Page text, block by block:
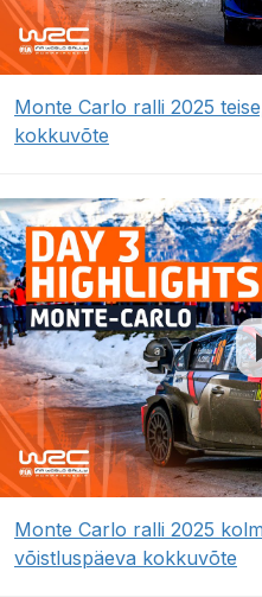
Monte Carlo ralli 2025
kokkuvõte
Monte Carlo ralli 2025
võistluspäeva kokkuvõte